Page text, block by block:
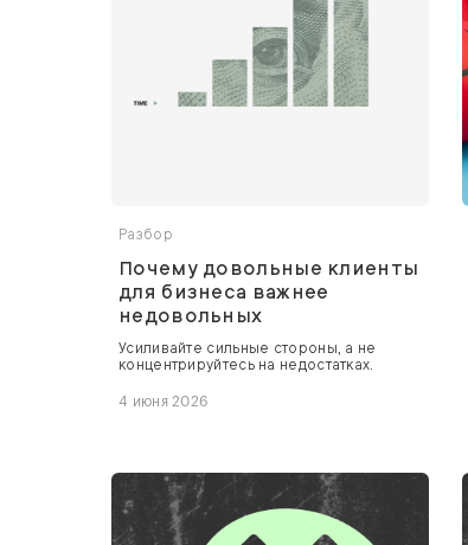
Разбор
Почему довольные клиенты
для бизнеса важнее
недовольных
Усиливайте сильные стороны, а не
концентрируйтесь на недостатках.
4 июня 2026